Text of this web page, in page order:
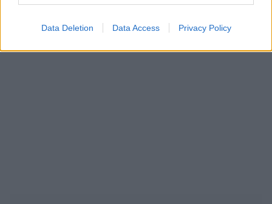
Data Deletion Data Access Privacy Policy